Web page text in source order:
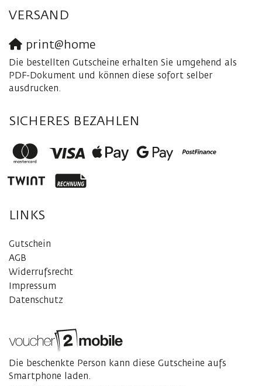
VERSAND
print@home
Die bestellten Gutscheine erhalten Sie umgehend als
PDF-Dokument und können diese sofort selber
ausdrucken.
SICHERES BEZAHLEN
LINKS
Gutschein
AGB
Widerrufsrecht
Impressum
Datenschutz
Die beschenkte Person kann diese Gutscheine aufs
Smartphone laden.